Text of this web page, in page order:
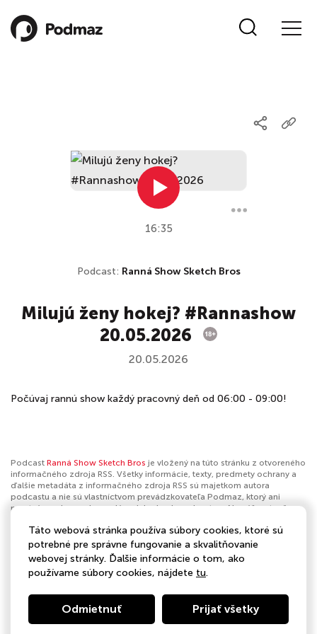
16:35
Podcast: Ranná Show Sketch Bros
Milujú ženy hokej? #Rannashow
20.05.2026
20.05.2026
Počúvaj rannú show každý pracovný deň od 06:00 - 09:00!
Podcast Ranná Show Sketch Bros je vložený na túto stránku z otvoreného
informačného zdroja RSS. Všetky informácie, texty, predmety ochrany a
ďalšie metadáta z informačného zdroja RSS sú majetkom autora
podcastu a nie sú vlastníctvom prevádzkovateľa Podmaz, ktorý ani
nevytvára ani nezodpovedá za ich obsah podcastov. Ak máš za to, že
nahlásiť obsah. Ak je toto tvoj podcast a chceš získať kontrolu nad týmto
profilomklikni sem.
Autor:Europa 2
Kategórie:
Táto webová stránka používa súbory cookies, ktoré sú
potrebné pre správne fungovanie a skvalitňovanie
webovej stránky. Ďalšie informácie o tom, ako
používame súbory cookies, nájdete tu.
Odmietnuť Prijať všetky